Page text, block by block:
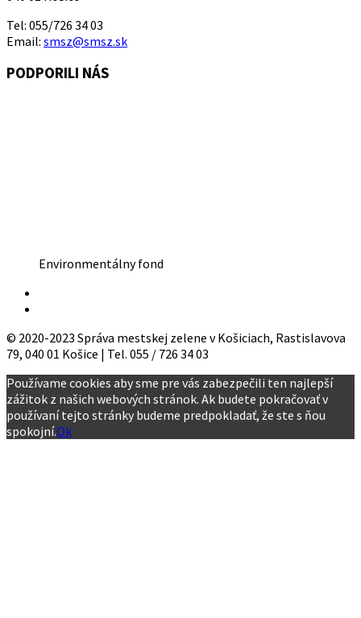
Tel: 055/726 34 03
Email: smsz@smsz.sk
PODPORILI NÁS
Environmentálny fond
© 2020-2023 Správa mestskej zelene v Košiciach, Rastislavova
79, 040 01 Košice | Tel. 055 / 726 34 03
Používame cookies aby sme pre vás zabezpečili ten najlepší
zážitok z našich webových stránok. Ak budete pokračovať v
používaní tejto stránky budeme predpokladať, že ste s ňou
spokojní.Ok